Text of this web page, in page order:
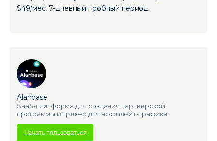
$49/мес, 7-дневный пробный период.
Alanbase
SaaS-платформа для создания партнерской
программы и трекер для аффилейт-трафика.
Начать пользоваться